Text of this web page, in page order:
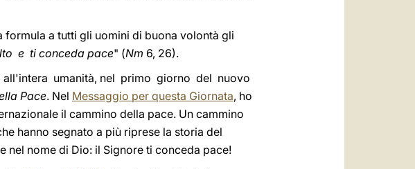
a tutti gli uomini di buona volontà gli
e ti conceda pace" (Nm 6, 26).
all'intera umanità, nel primo giorno del nuovo
Pace. Nel Messaggio per questa Giornata, ho
il cammino della pace. Un cammino
hanno segnato a più riprese la storia del
nel nome di Dio: il Signore ti conceda pace!